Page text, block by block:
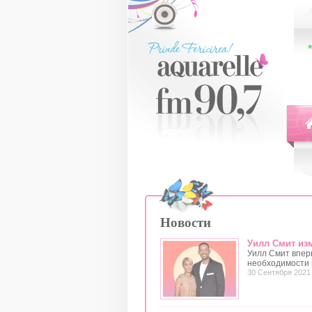
Новости
Уилл Смит
Уилл Смит
необходимости
30 Сентября 2021